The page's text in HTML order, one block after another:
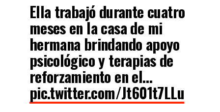
Ella trabajó durante cuatro
meses en la casa de mi
hermana brindando apoyo
psicológico y terapias de
reforzamiento en el…
pic.twitter.com/Jt601t7LLu